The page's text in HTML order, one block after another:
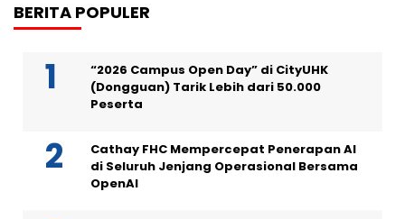
BERITA POPULER
“2026 Campus Open Day” di CityUHK
(Dongguan) Tarik Lebih dari 50.000
Peserta
Cathay FHC Mempercepat Penerapan AI
di Seluruh Jenjang Operasional Bersama
OpenAI